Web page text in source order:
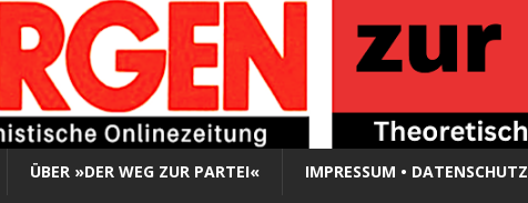
ÜBER »DER WEG ZUR PARTEI« IMPRESSUM • DATENSCHUTZ